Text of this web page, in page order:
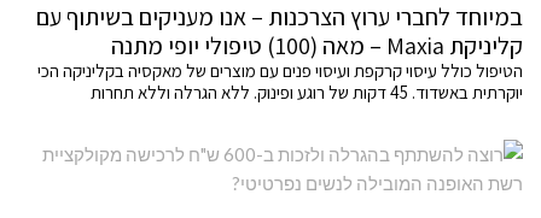
במיוחד לחברי ערוץ הצרכנות – אנו מעניקים בשיתוף עם
קליניקת Maxia – מאה (100) טיפולי יופי מתנה
הטיפול כולל עיסוי קרקפת ועיסוי פנים עם מוצרים של מאקסיה בקליניקה הכי
יוקרתית באשדוד. 45 דקות של רוגע ופינוק. ללא הגרלה וללא תחרות